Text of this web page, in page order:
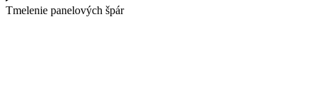
Tmelenie panelových špár